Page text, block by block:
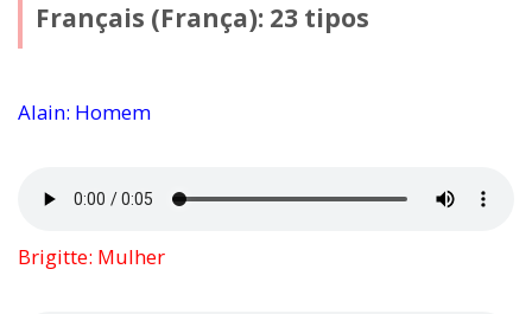
Français (França): 23 tipos
Alain: Homem
Brigitte: Mulher